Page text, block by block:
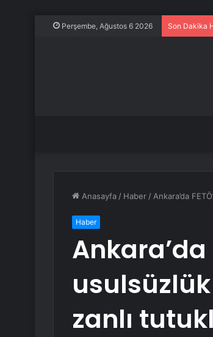
Perşembe, Ağustos 6 2026 Son Dakika
Anasayfa / Haber / Ankara’da
Haber
Ankara’da
zanlı